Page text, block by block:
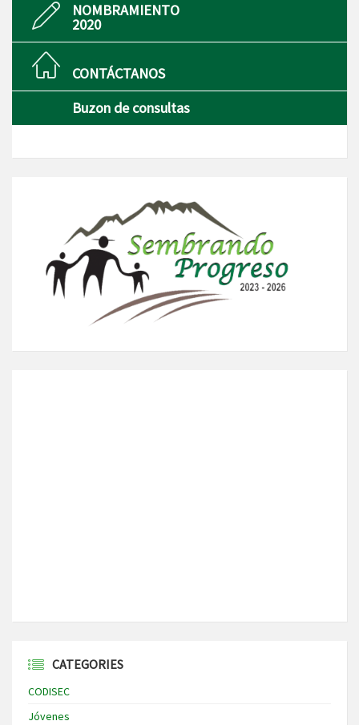
NOMBRAMIENTO
2020
CONTÁCTANOS
Buzon de consultas
CATEGORIES
CODISEC
Jóvenes